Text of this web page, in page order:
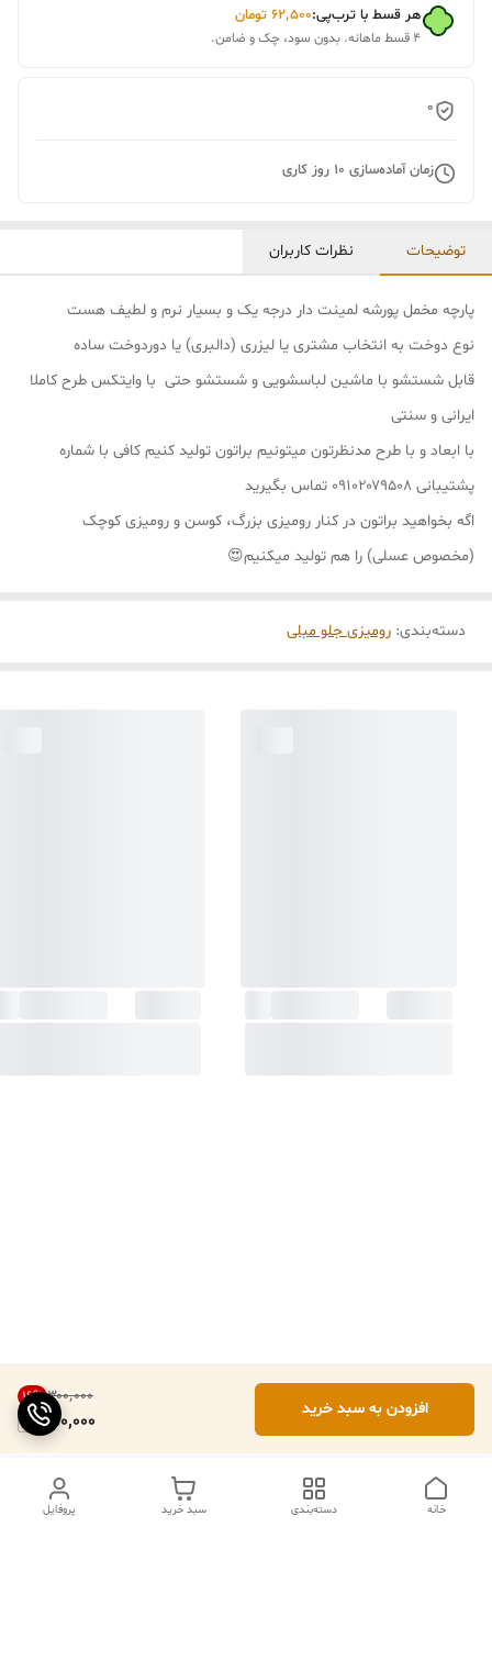
هر قسط با ترب‌پی:۶۲٬۵۰۰ تومان
۴ قسط ماهانه. بدون سود، چک و ضامن.
0
زمان آماده‌سازی 10 روز کاری
۳۰۰٬۰۰۰ 16%
250,000
افزودن به سبد خرید
توضیحات نظرات کاربران
پارچه مخمل پورشه لمینت دار درجه یک و بسیار نرم و لطیف هست
نوع دوخت به انتخاب مشتری یا لیزری (دالبری) یا دوردوخت ساده
قابل شستشو با ماشین لباسشویی و شستشو حتی با وایتکس طرح کاملا
ایرانی و سنتی
با ابعاد و با طرح مدنظرتون میتونیم براتون تولید کنیم کافی با شماره
پشتیبانی ۰۹۱۰۲۰۷۹۵۰۸ تماس بگیرید
اگه بخواهید براتون در کنار رومیزی بزرگ، کوسن و رومیزی کوچک
(مخصوص عسلی) را هم تولید میکنیم😍
دسته‌بندی: رومیزی جلو مبلی
پروفایل سبد خرید دسته‌بندی خانه